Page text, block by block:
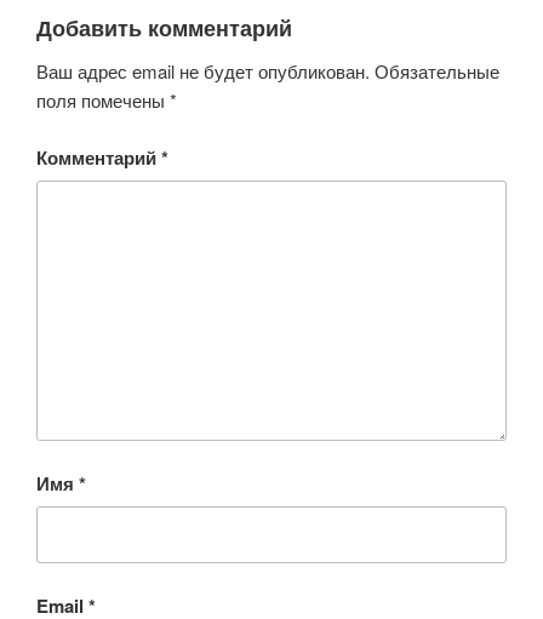
Добавить комментарий
Ваш адрес email не будет опубликован. Обязательные
поля помечены *
Комментарий*
Имя *
Email *